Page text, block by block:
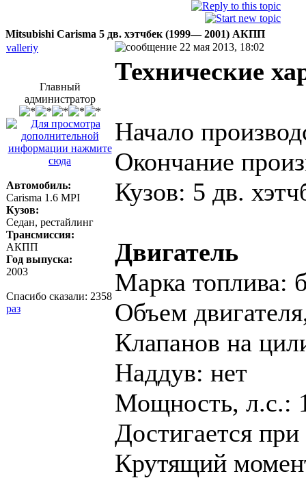
Mitsubishi Carisma 5 дв. хэтчбек (1999— 2001) AКПП
valleriy
22 мая 2013, 18:02
Главный
администратор
Автомобиль:
Carisma 1.6 MPI
Кузов:
Седан, рестайлинг
Трансмиссия:
АКПП
Год выпуска:
2003
Спасибо сказали: 2358
раз
Технические
Начало
Окончание
Кузов: 5 дв.
Двигатель
Марка топлива:
Объем
Клапанов на
Наддув: нет
Мощность, л.с.:
Достигается
Крутящий